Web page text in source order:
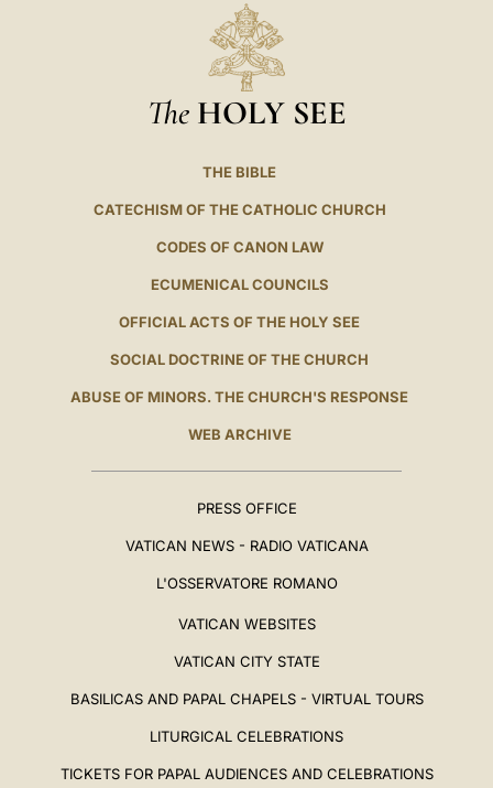
The HOLY SEE
THE BIBLE
CATECHISM OF THE CATHOLIC CHURCH
CODES OF CANON LAW
ECUMENICAL COUNCILS
OFFICIAL ACTS OF THE HOLY SEE
SOCIAL DOCTRINE OF THE CHURCH
ABUSE OF MINORS. THE CHURCH'S RESPONSE
WEB ARCHIVE
PRESS OFFICE
VATICAN NEWS - RADIO VATICANA
L'OSSERVATORE ROMANO
VATICAN WEBSITES
VATICAN CITY STATE
BASILICAS AND PAPAL CHAPELS - VIRTUAL TOURS
LITURGICAL CELEBRATIONS
TICKETS FOR PAPAL AUDIENCES AND CELEBRATIONS